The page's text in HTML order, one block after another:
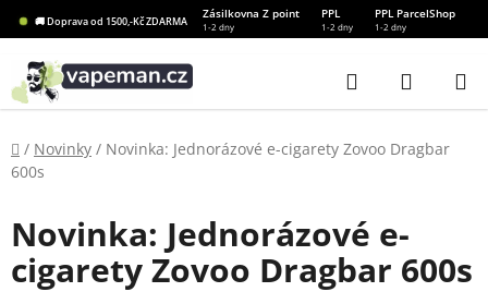
Přejít
na
obsah
🚚 Doprava od 1500,-Kč ZDARMA
Zásilkovna Z point PPL PPL ParcelShop
1-2 dny 1-2 dny 1-2 dny
Hledat
KOŠÍK
Domů
/ Novinky / Novinka: Jednorázové e-cigarety Zovoo Dragbar
600s
Novinka: Jednorázové e-
cigarety Zovoo Dragbar 600s